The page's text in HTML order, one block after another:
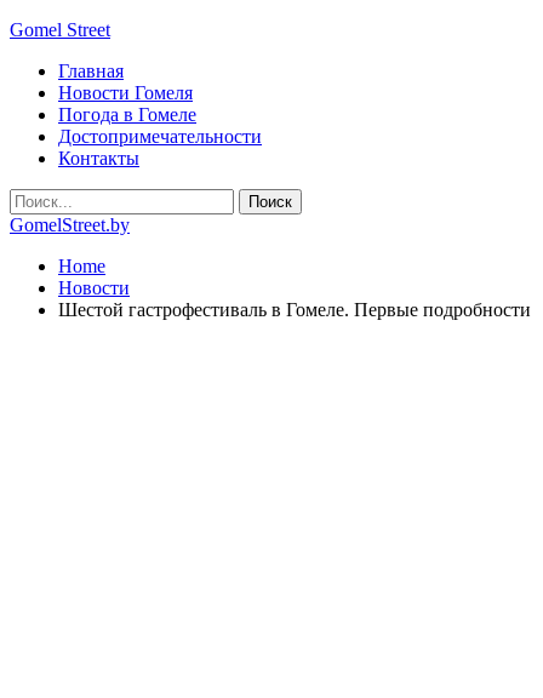
Gomel Street
Главная
Новости Гомеля
Погода в Гомеле
Достопримечательности
Контакты
GomelStreet.by
Home
Новости
Шестой гастрофестиваль в Гомеле. Первые подробности